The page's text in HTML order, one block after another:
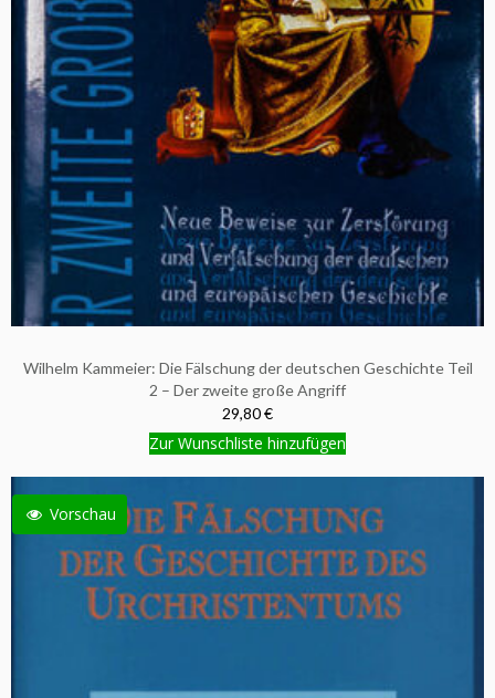
Wilhelm Kammeier: Die Fälschung der deutschen Geschichte Teil
2 – Der zweite große Angriff
29,80 €
Zur Wunschliste hinzufügen
Vorschau